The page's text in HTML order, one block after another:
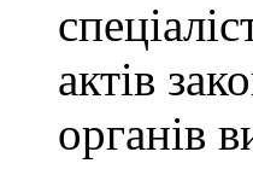
актів
органів